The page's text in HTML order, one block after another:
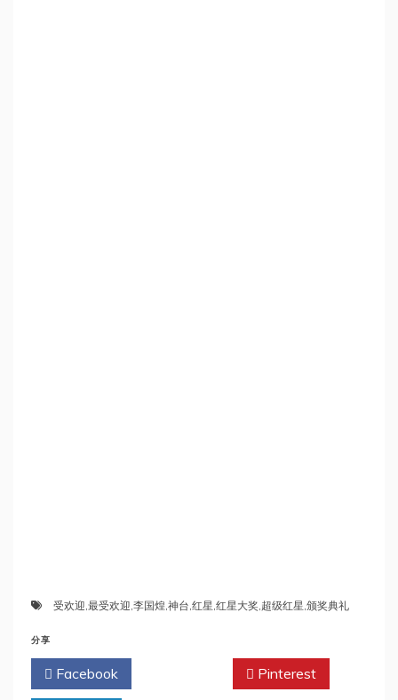
受欢迎,最受欢迎,李国煌,神台,红星,红星大奖,超级红星,颁奖典礼
分享
Facebook Pinterest